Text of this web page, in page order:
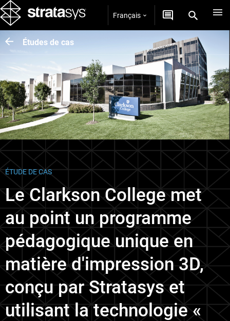
Français
Études de cas
ÉTUDE DE CAS
Le Clarkson College met
au point un programme
pédagogique unique en
matière d'impression 3D,
conçu par Stratasys et
utilisant la technologie «